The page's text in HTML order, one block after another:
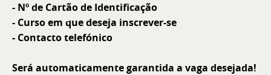
- Nº de Cartão de Identificação
- Curso em que deseja inscrever-se
- Contacto telefónico
Será automaticamente garantida a vaga desejada!